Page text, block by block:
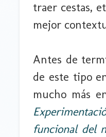
traer cestas,
mejor
Antes de
de este tipo
mucho más
funcional del